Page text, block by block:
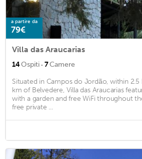
a partire da
79€
Villa das Araucarias
14Ospiti · 7Camere
Situated in Campos do Jordão, within 2.5
km of Belvedere, Villa das Araucarias
with a garden and free WiFi throughout
free private ...